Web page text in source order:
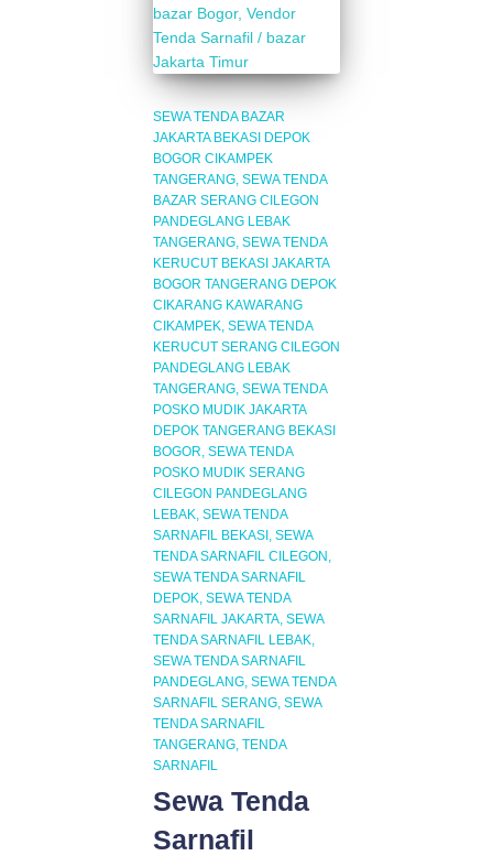
SEWA TENDA BAZAR
JAKARTA BEKASI DEPOK
BOGOR CIKAMPEK
TANGERANG SEWA TENDA
BAZAR SERANG CILEGON
PANDEGLANG LEBAK
TANGERANG SEWA TENDA
KERUCUT BEKASI JAKARTA
BOGOR TANGERANG DEPOK
CIKARANG KAWARANG
CIKAMPEK SEWA TENDA
KERUCUT SERANG CILEGON
PANDEGLANG LEBAK
TANGERANG SEWA TENDA
POSKO MUDIK JAKARTA
DEPOK TANGERANG BEKASI
BOGOR SEWA TENDA
POSKO MUDIK SERANG
CILEGON PANDEGLANG
LEBAK SEWA TENDA
SARNAFIL BEKASI
SEWA
TENDA SARNAFIL CILEGON
SEWA TENDA SARNAFIL
DEPOK SEWA TENDA
SARNAFIL JAKARTA SEWA
TENDA SARNAFIL LEBAK
SEWA TENDA SARNAFIL
PANDEGLANG SEWA TENDA
SARNAFIL SERANG SEWA
TENDA SARNAFIL
TANGERANG TENDA
SARNAFIL
Sewa Tenda
Sarnafil